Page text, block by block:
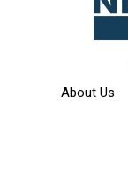
About Us